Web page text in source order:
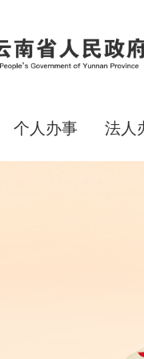
个人办事 法人